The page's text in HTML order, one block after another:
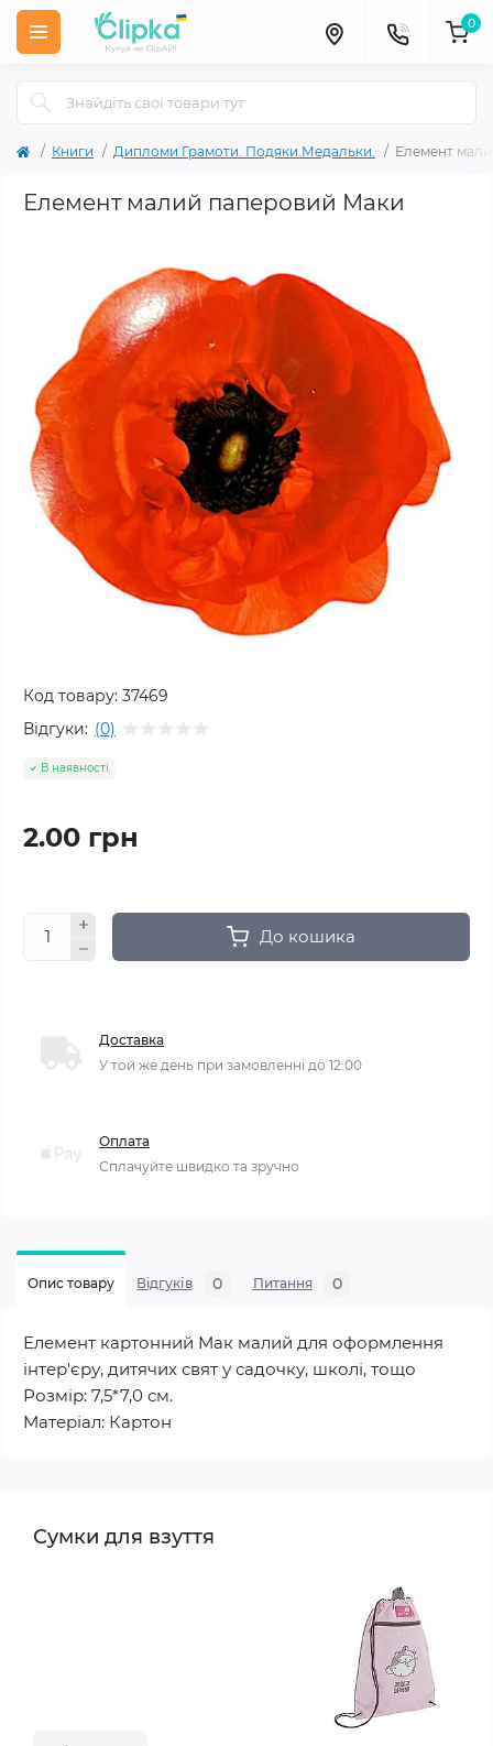
0
Книги Дипломи Грамоти. Подяки.Медальки. Елемент
Елемент малий паперовий Маки
Код товару: 37469
Відгуки: (0)
В наявності
2.00 грн
До кошика
Доставка
У той же день при замовленні до 12:00
Оплата
Сплачуйте швидко та зручно
Опис товару Відгуків 0 Питання 0
Елемент картонний Мак малий для оформлення
інтер'єру, дитячих свят у садочку, школі, тощо
Розмір: 7,5*7,0 см.
Матеріал: Картон
Сумки для взуття